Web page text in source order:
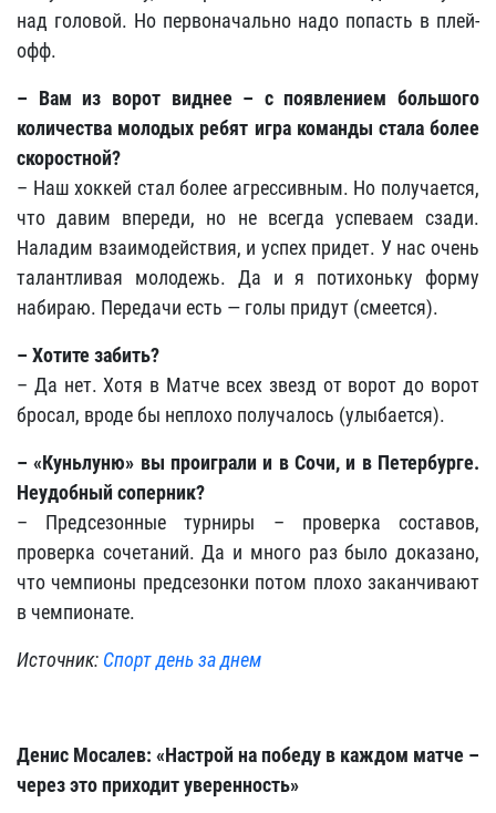
над головой. Но первоначально надо попасть в плей-
офф.
– Вам из ворот виднее – с появлением большого
количества молодых ребят игра команды стала более
скоростной?
– Наш хоккей стал более агрессивным. Но получается,
что давим впереди, но не всегда успеваем сзади.
Наладим взаимодействия, и успех придет. У нас очень
талантливая молодежь. Да и я потихоньку форму
набираю. Передачи есть — голы придут (смеется).
– Хотите забить?
­– Да нет. Хотя в Матче всех звезд от ворот до ворот
бросал, вроде бы неплохо получалось (улыбается).
– «Куньлуню» вы проиграли и в Сочи, и в Петербурге.
Неудобный соперник?
– Предсезонные турниры – проверка составов,
проверка сочетаний. Да и много раз было доказано,
что чемпионы предсезонки потом плохо заканчивают
в чемпионате.
Источник: Спорт день за днем
Денис Мосалев: «Настрой на победу в каждом матче –
через это приходит уверенность»